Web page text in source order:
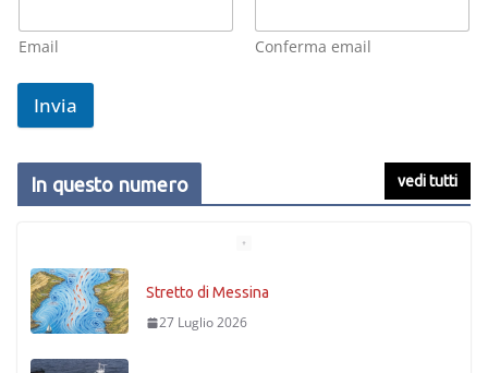
Email Conferma email
Invia
In questo numero vedi tutti
Stretto di Messina
27 Luglio 2026